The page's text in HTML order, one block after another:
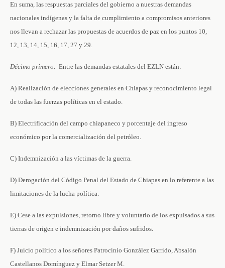
En suma, las respuestas parciales del gobierno a nuestras demandas
nacionales indígenas y la falta de cumplimiento a compromisos anteriores
nos llevan a rechazar las propuestas de acuerdos de paz en los puntos 10,
12, 13, 14, 15, 16, 17, 27 y 29.
Décimo primero.- Entre las demandas estatales del EZLN están:
A) Realización de elecciones generales en Chiapas y reconocimiento legal
de todas las fuerzas políticas en el estado.
B) Electrificación del campo chiapaneco y porcentaje del ingreso
económico por la comercialización del petróleo.
C) Indemnización a las víctimas de la guerra.
D) Derogación del Código Penal del Estado de Chiapas en lo referente a las
limitaciones de la lucha política.
E) Cese a las expulsiones, retorno libre y voluntario de los expulsados a sus
tierras de origen e indemnización por daños sufridos.
F) Juicio político a los señores Patrocinio González Garrido, Absalón
Castellanos Domínguez y Elmar Setzer M.